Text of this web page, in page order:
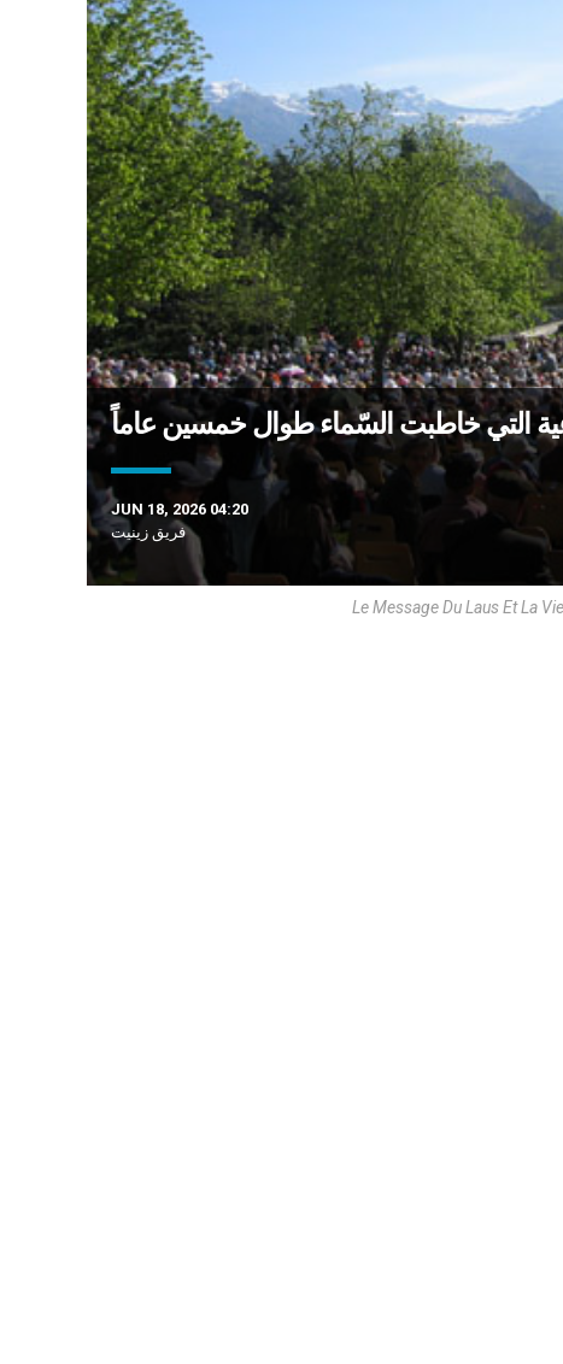
التي خاطبت السّماء طوال خمسين عاماً
JUN 18, 2026 04:20
فريق زينيت
Le Message Du Laus Et La